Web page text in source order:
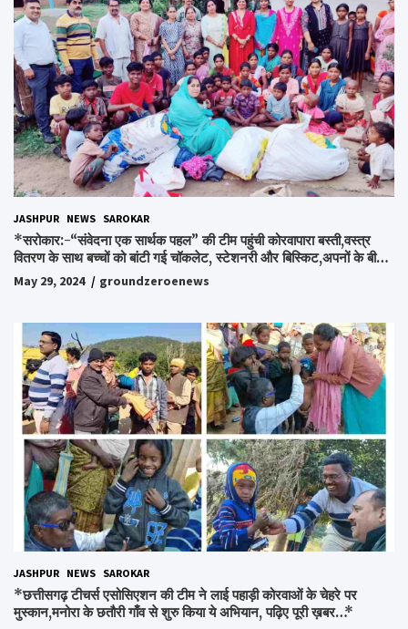
JASHPUR NEWS SAROKAR
*सरोकार:-“संवेदना एक सार्थक पहल” की टीम पहुंची कोरवापारा बस्ती,वस्त्र
वितरण के साथ बच्चों को बांटी गई चॉकलेट, स्टेशनरी और बिस्किट,अपनों के बीच
अपनों को पाकर भाव विभोर हुए लोग,संवेदना समूह के संस्थापक स्व.विश्वबंधु को
किया गया याद,समाजसेवी और समूह के लोगों ने रखी अपनी राय,कहा स्व.शर्मा के
May 29, 2024 groundzeroenews
JASHPUR NEWS SAROKAR
*छत्तीसगढ़ टीचर्स एसोसिएशन की टीम ने लाई पहाड़ी कोरवाओं के चेहरे पर
मुस्कान,मनोरा के छतौरी गाँव से शुरु किया ये अभियान, पढ़िए पूरी ख़बर…*